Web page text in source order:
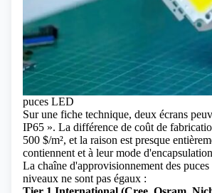
puces LED
Sur une fiche technique, deux écrans
IP65 ». La différence de coût de
500 $/m², et la raison est presque
contiennent et à leur mode
La chaîne d'approvisionnement des
niveaux ne sont pas égaux :